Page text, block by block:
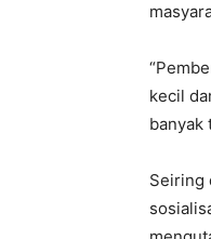
kecil
banyak
Seiring